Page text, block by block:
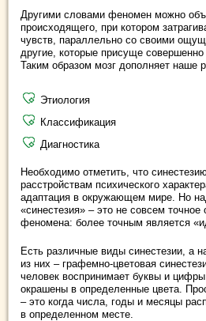
Другими словами феномен можно
происходящего, при котором
чувств, параллельно со своими
другие, которые присуще совершенно
Таким образом мозг дополняет наше
Этиология
Классификация
Диагностика
Необходимо отметить, что
расстройствам психического
адаптация в окружающем мире. Но
«синестезия» – это не совсем точное
феномена: более точным является
Есть различные виды синестезии, а
из них ‒ графемно-цветовая
человек воспринимает буквы и
окрашены в определенные цвета.
– это когда числа, годы и месяцы
в определенном месте.